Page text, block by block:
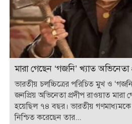
মারা গেছেন ‘গজনি’ খ্যাত
ভারতীয় চলচ্চিত্রের পরিচিত মুখ ও
জনপ্রিয় অভিনেতা প্রদীপ রাওয়াত
হয়েছিল ৭৪ বছর। ভারতীয়
নিশ্চিত করেছেন তার...